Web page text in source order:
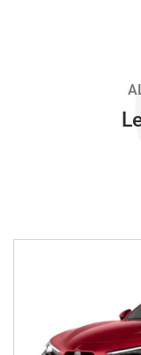
1.013€/mese
48 Mesi